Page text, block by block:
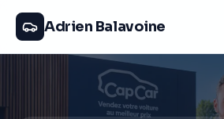
Adrien Balavoine